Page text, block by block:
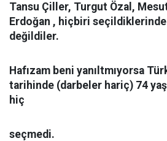
Tansu Çiller, Turgut Özal,
Erdoğan , hiçbiri
değildiler.
Hafızam beni yanıltmıyorsa
tarihinde (darbeler hariç) 74
hiç
seçmedi.